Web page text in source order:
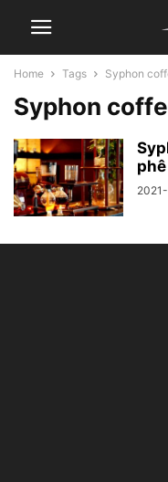
Home Tags Syphon
Syphon